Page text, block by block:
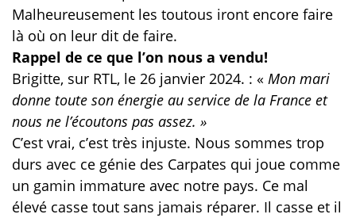
Malheureusement les toutous iront encore faire
là où on leur dit de faire.
Rappel de ce que l’on nous a vendu!
Brigitte, sur RTL, le 26 janvier 2024. : « Mon mari
donne toute son énergie au service de la France et
nous ne l’écoutons pas assez. »
C’est vrai, c’est très injuste. Nous sommes trop
durs avec ce génie des Carpates qui joue comme
un gamin immature avec notre pays. Ce mal
élevé casse tout sans jamais réparer. Il casse et il